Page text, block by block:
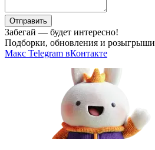
Отправить
Забегай — будет интересно!
Подборки, обновления и розыгрыши
Макс Telegram вКонтакте